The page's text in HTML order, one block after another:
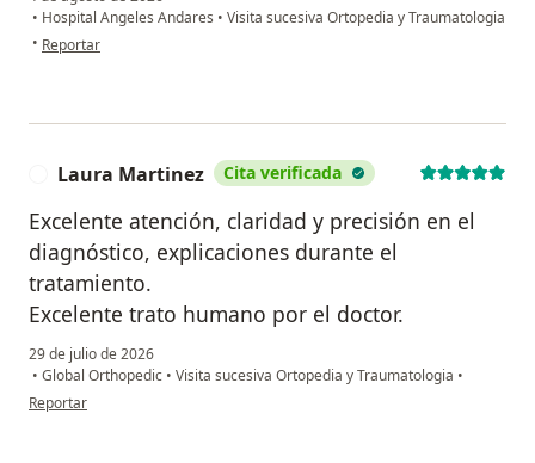
• Hospital Angeles Andares • Visita sucesiva Ortopedia y Traumatologia
• en opinión del usuario Mireya Barajas
Reportar
Laura Martinez Cita verificada
Excelente atención, claridad y precisión en el
diagnóstico, explicaciones durante el
tratamiento.
Excelente trato humano por el doctor.
29 de julio de 2026
• Global Orthopedic • Visita sucesiva Ortopedia y Traumatologia •
en opinión del usuario Laura Martinez
Reportar